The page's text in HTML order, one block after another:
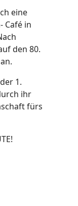
eine
Café in
den 80.
1.
ihr
fürs